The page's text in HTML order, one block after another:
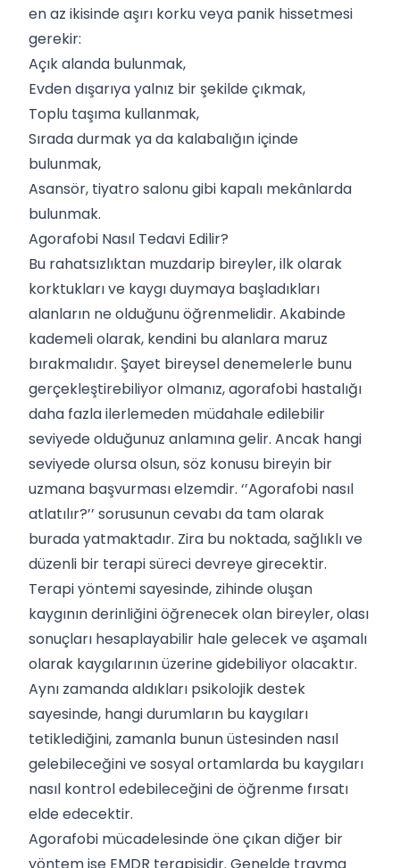
en az ikisinde aşırı korku veya panik hissetmesi
gerekir:
Açık alanda bulunmak,
Evden dışarıya yalnız bir şekilde çıkmak,
Toplu taşıma kullanmak,
Sırada durmak ya da kalabalığın içinde
bulunmak,
Asansör, tiyatro salonu gibi kapalı mekânlarda
bulunmak.
Agorafobi Nasıl Tedavi Edilir?
Bu rahatsızlıktan muzdarip bireyler, ilk olarak
korktukları ve kaygı duymaya başladıkları
alanların ne olduğunu öğrenmelidir. Akabinde
kademeli olarak, kendini bu alanlara maruz
bırakmalıdır. Şayet bireysel denemelerle bunu
gerçekleştirebiliyor olmanız, agorafobi hastalığı
daha fazla ilerlemeden müdahale edilebilir
seviyede olduğunuz anlamına gelir. Ancak hangi
seviyede olursa olsun, söz konusu bireyin bir
uzmana başvurması elzemdir. ‘’Agorafobi nasıl
atlatılır?’’ sorusunun cevabı da tam olarak
burada yatmaktadır. Zira bu noktada, sağlıklı ve
düzenli bir terapi süreci devreye girecektir.
Terapi yöntemi sayesinde, zihinde oluşan
kaygının derinliğini öğrenecek olan bireyler, olası
sonuçları hesaplayabilir hale gelecek ve aşamalı
olarak kaygılarının üzerine gidebiliyor olacaktır.
Aynı zamanda aldıkları psikolojik destek
sayesinde, hangi durumların bu kaygıları
tetiklediğini, zamanla bunun üstesinden nasıl
gelebileceğini ve sosyal ortamlarda bu kaygıları
nasıl kontrol edebileceğini de öğrenme fırsatı
elde edecektir.
Agorafobi mücadelesinde öne çıkan diğer bir
yöntem ise EMDR terapisidir. Genelde travma